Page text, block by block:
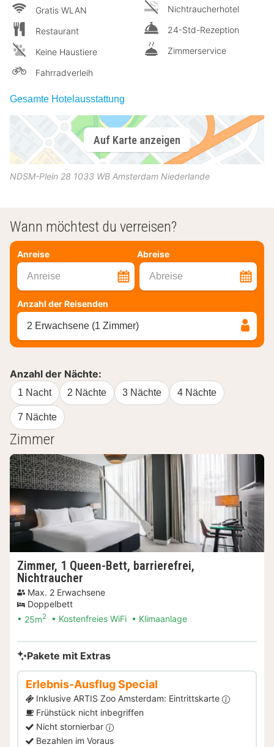
Gratis WLAN
Restaurant
Keine Haustiere
Fahrradverleih
Nichtraucherhotel
24-Std-Rezeption
Zimmerservice
Gesamte Hotelausstattung
Auf Karte anzeigen
NDSM-Plein 28 1033 WB Amsterdam Niederlande
Wann möchtest du verreisen?
Anreise Abreise
Anreise Abreise
Anzahl der Reisenden
2 Erwachsene (1 Zimmer)
Anzahl der Nächte:
1 Nacht 2 Nächte 3 Nächte 4 Nächte
7 Nächte
Zimmer
Zimmer, 1 Queen-Bett, barrierefrei,
Nichtraucher
Max. 2 Erwachsene
Doppelbett
25m2 Kostenfreies WiFi Klimaanlage
Pakete mit Extras
Erlebnis-Ausflug Special
Inklusive ARTIS Zoo Amsterdam: Eintrittskarte
Frühstück nicht inbegriffen
Nicht stornierbar
Bezahlen im Voraus